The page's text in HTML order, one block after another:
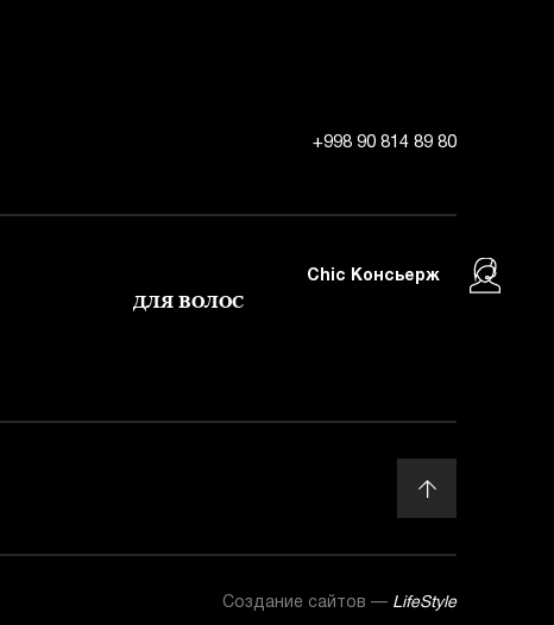
Chic Консьерж
+998 90 814 89 80
ДЛЯ ВОЛОС
Создание сайтов — LifeStyle